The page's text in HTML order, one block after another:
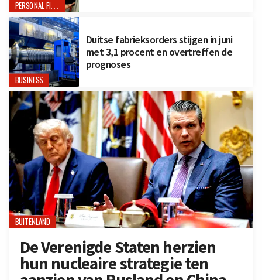
PERSONAL FINANCE
BUSINESS
Duitse fabrieksorders stijgen in juni
met 3,1 procent en overtreffen de
prognoses
BUITENLAND
De Verenigde Staten herzien
hun nucleaire strategie ten